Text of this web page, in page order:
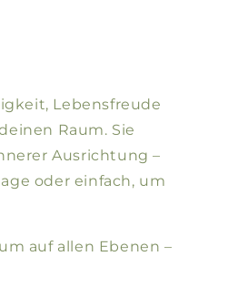
Lebensfreude
Raum. Sie
Ausrichtung –
oder einfach, um
auf allen Ebenen –